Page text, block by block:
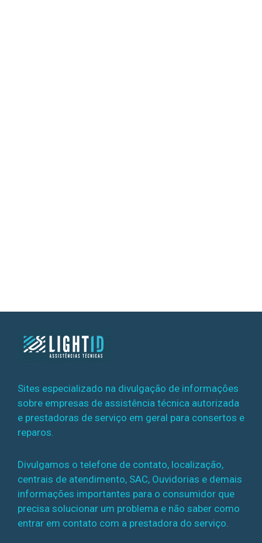
Sites especializado na divulgação de informações
sobre empresas de assistência técnica autorizada
e prestadoras de serviço em geral para consertos e
reparos.
Divulgamos o telefone de contato, localização,
centrais de atendimento, SAC, Ouvidorias e demais
informações importantes para o consumidor que
precisa solucionar um problema e não saber como
entrar em contato com a prestadora do serviço.